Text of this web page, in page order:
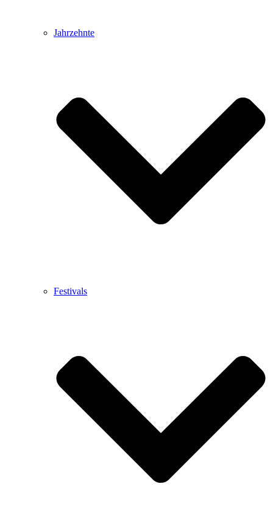
Jahrzehnte
Festivals